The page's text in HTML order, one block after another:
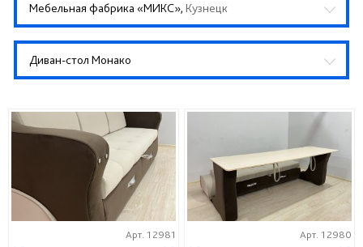
Мебельная фабрика «МИКС», Кузнецк
Диван-стол Монако
Арт. 12981 Арт. 12980